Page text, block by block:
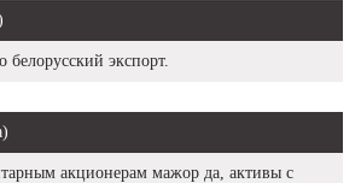
экспорт.
акционерам мажор да, активы с